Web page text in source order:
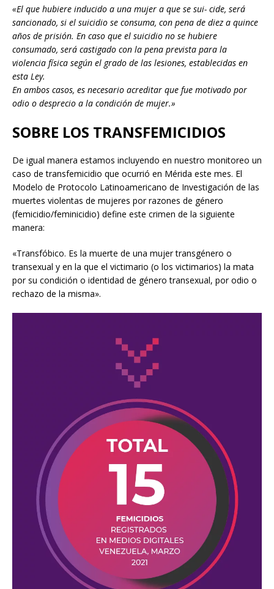
«El que hubiere inducido a una mujer a que se sui- cide, será
sancionado, si el suicidio se consuma, con pena de diez a quince
años de prisión. En caso que el suicidio no se hubiere
consumado, será castigado con la pena prevista para la
violencia física según el grado de las lesiones, establecidas en
esta Ley.
En ambos casos, es necesario acreditar que fue motivado por
odio o desprecio a la condición de mujer.»
SOBRE LOS TRANSFEMICIDIOS
De igual manera estamos incluyendo en nuestro monitoreo un
caso de transfemicidio que ocurrió en Mérida este mes. El
Modelo de Protocolo Latinoamericano de Investigación de las
muertes violentas de mujeres por razones de género
(femicidio/feminicidio) define este crimen de la siguiente
manera:
«Transfóbico. Es la muerte de una mujer transgénero o
transexual y en la que el victimario (o los victimarios) la mata
por su condición o identidad de género transexual, por odio o
rechazo de la misma».